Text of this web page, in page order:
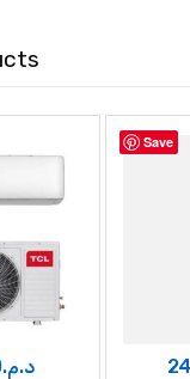
د.م.
Save